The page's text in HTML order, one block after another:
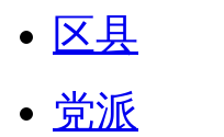
区县
党派